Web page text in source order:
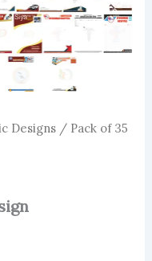
Designs/ Pack of 35